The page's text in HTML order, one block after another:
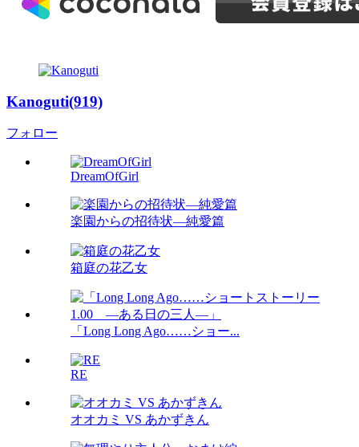
Kanoguti(919)
フォロー
DreamOfGirl
楽園からの招待状―純愛篇
箱庭の花乙女
「Long Long Ago……ショー...
RE
オオカミ VS あかずきん